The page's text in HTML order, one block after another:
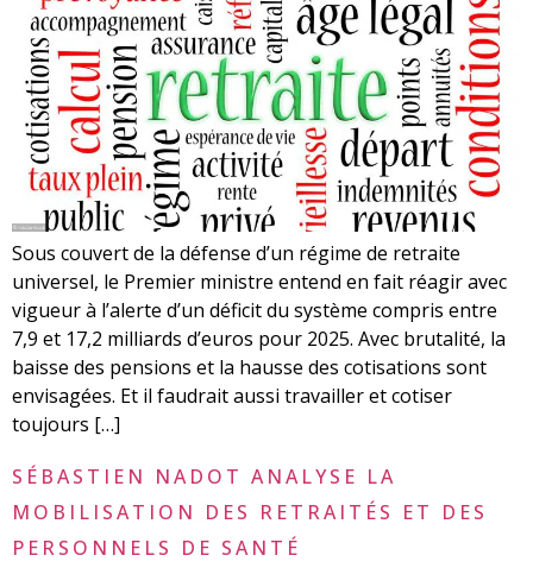
Sous couvert de la défense d’un régime de retraite
universel, le Premier ministre entend en fait réagir avec
vigueur à l’alerte d’un déficit du système compris entre
7,9 et 17,2 milliards d’euros pour 2025. Avec brutalité, la
baisse des pensions et la hausse des cotisations sont
envisagées. Et il faudrait aussi travailler et cotiser
toujours […]
SÉBASTIEN NADOT ANALYSE LA
MOBILISATION DES RETRAITÉS ET DES
PERSONNELS DE SANTÉ